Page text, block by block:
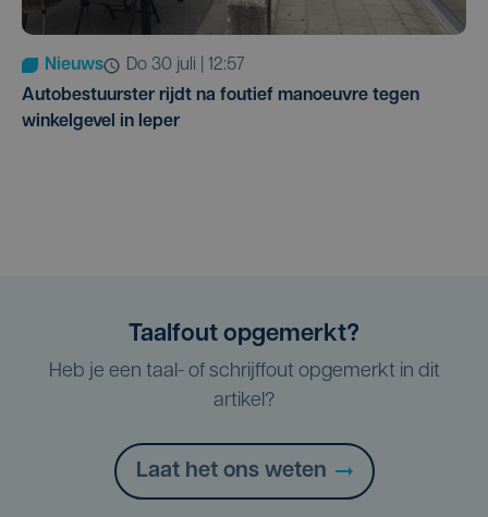
Nieuws
do 30 juli | 12:57
Autobestuurster rijdt na foutief manoeuvre tegen
winkelgevel in Ieper
Taalfout opgemerkt?
Heb je een taal- of schrijffout opgemerkt in dit
artikel?
Laat het ons weten